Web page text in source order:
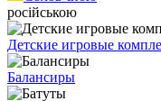
російською
Детские игровые
Балансиры